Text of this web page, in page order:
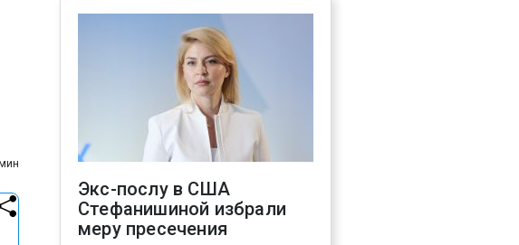
Экс-послу в США
Стефанишиной избрали
меру пресечения